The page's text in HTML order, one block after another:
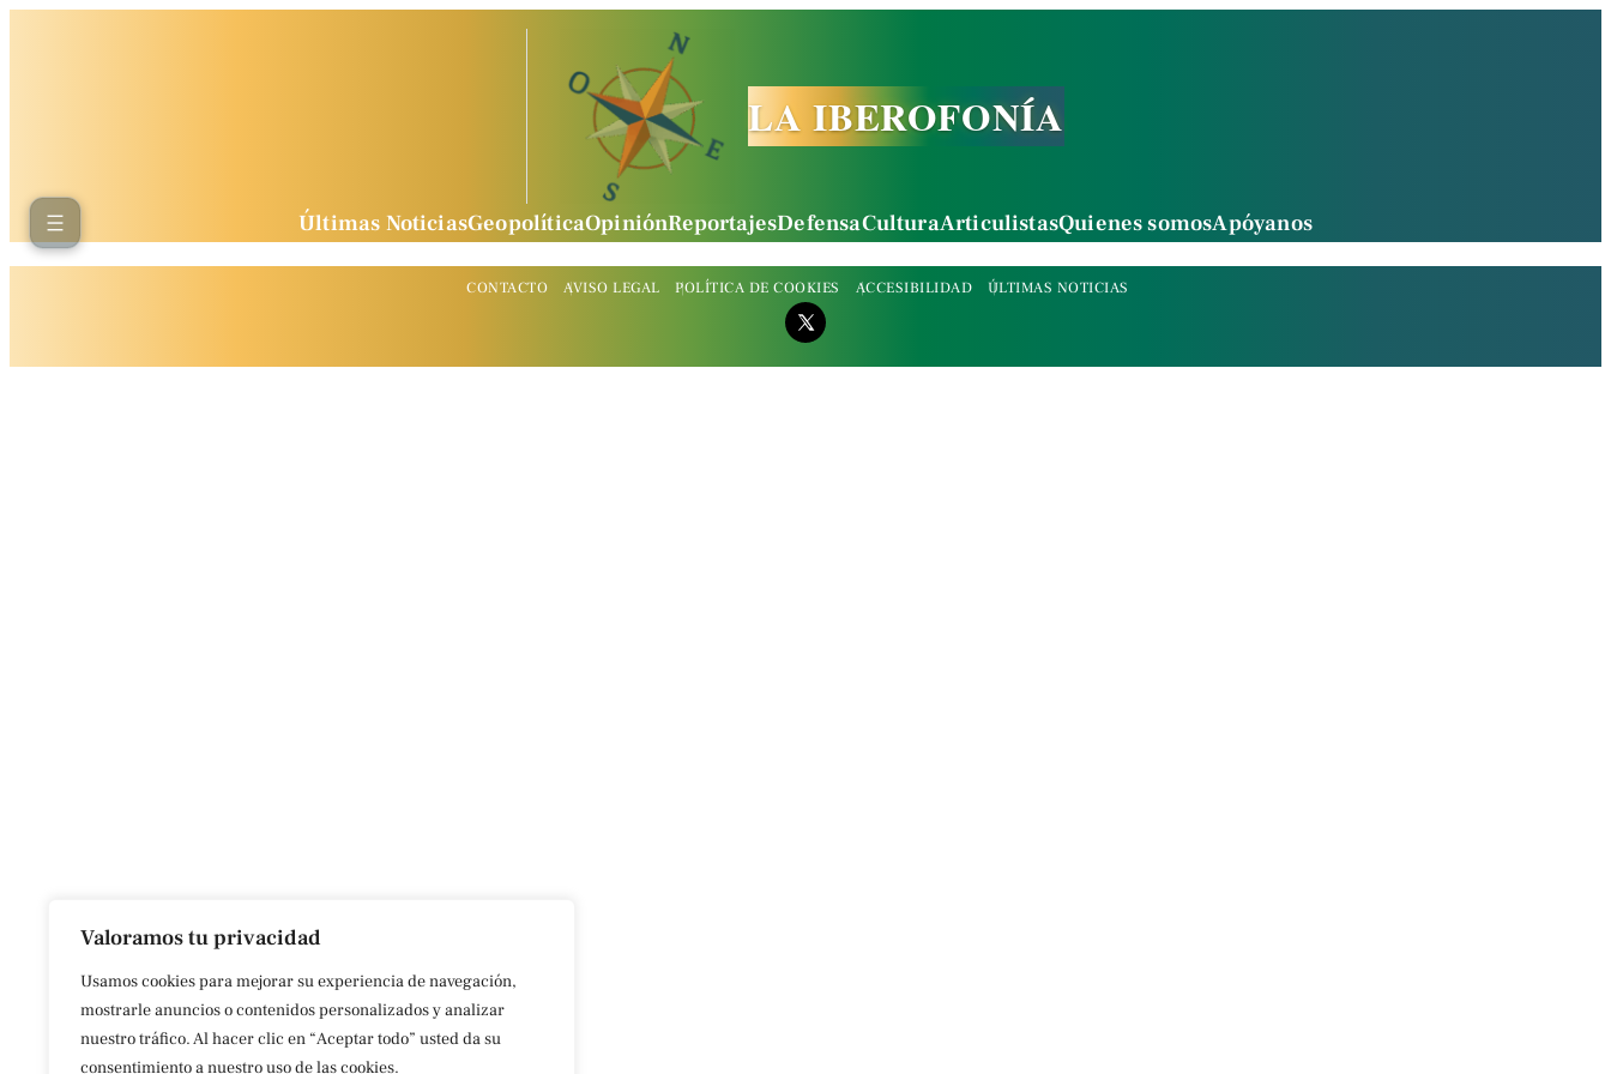
Valoramos tu privacidad
Usamos cookies para mejorar su experiencia de navegación,
mostrarle anuncios o contenidos personalizados y analizar
nuestro tráfico. Al hacer clic en “Aceptar todo” usted da su
consentimiento a nuestro uso de las cookies.
LA IBEROFONÍA
Últimas NoticiasGeopolíticaOpiniónReportajesDefensaCulturaArticulistasQuienes somosApóyanos
CONTACTO AVISO LEGAL POLÍTICA DE COOKIES ACCESIBILIDAD ÚLTIMAS NOTICIAS